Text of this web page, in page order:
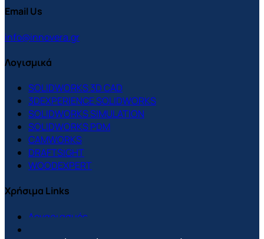
Email Us
info@innovera.gr
Λογισμικά
SOLIDWORKS 3D CAD
3DEXPERIENCE SOLIDWORKS
SOLIDWORKS SIMULATION
SOLIDWORKS PDM
CAMWORKS
DRAFTSIGHT
WOODEXPERT
Χρήσιμα Links
Λογαριασμός